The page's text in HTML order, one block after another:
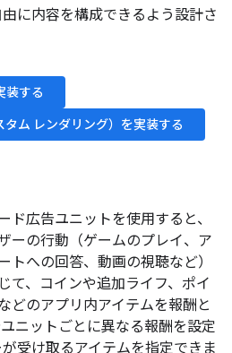
に内容を構成できるよう設計さ
装する
ム レンダリング）を実装する
ド広告ユニットを使用すると、
ーの行動（ゲームのプレイ、ア
トへの回答、動画の視聴など）
て、コインや追加ライフ、ポイ
どのアプリ内アイテムを報酬と
ニットごとに異なる報酬を設定
受け取るアイテムを指定できま